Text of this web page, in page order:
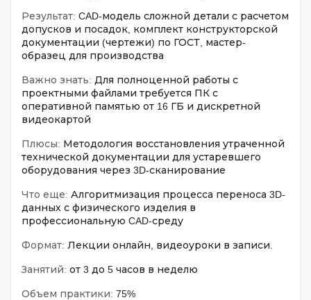
Результат: CAD-модель сложной детали с расчетом
допусков и посадок, комплект конструкторской
документации (чертежи) по ГОСТ, мастер-
образец для производства
Важно знать: Для полноценной работы с
проектными файлами требуется ПК с
оперативной памятью от 16 ГБ и дискретной
видеокартой
Плюсы: Методология восстановления утраченной
технической документации для устаревшего
оборудования через 3D-сканирование
Что еще: Алгоритмизация процесса переноса 3D-
данных с физического изделия в
профессиональную CAD-среду
Формат: Лекции онлайн, видеоуроки в записи.
Занятий: от 3 до 5 часов в неделю
Объем практики: 75%